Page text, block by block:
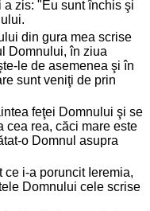
zis: "Eu sunt închis şi
din gura mea scrise
Domnului, în ziua
le de asemenea şi în
sunt veniţi de prin
feţei Domnului şi se
cea rea, căci mare este
o Domnul asupra
ce i-a poruncit Ieremia,
Domnului cele scrise